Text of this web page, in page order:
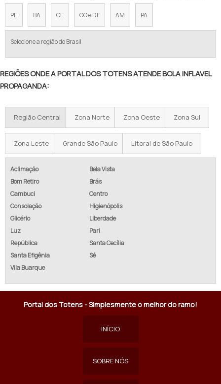
PE BA CE GO e DF AM PA
Selecione a região do Brasil
REGIÕES ONDE A PORTAL DOS TOTENS ATENDE BOLA INFLAVEL
PROPAGANDA:
Região Central Zona Norte Zona Oeste Zona Sul
Zona Leste Grande São Paulo Litoral de São Paulo
Aclimação
Bela Vista
Bom Retiro
Brás
Cambuci
Centro
Consolação
Higienópolis
Glicério
Liberdade
Luz
Pari
República
Santa Cecília
Santa Efigênia
Sé
Vila Buarque
Portal dos Totens - Simplesmente o melhor do ramo!
INÍCIO
SOBRE NÓS